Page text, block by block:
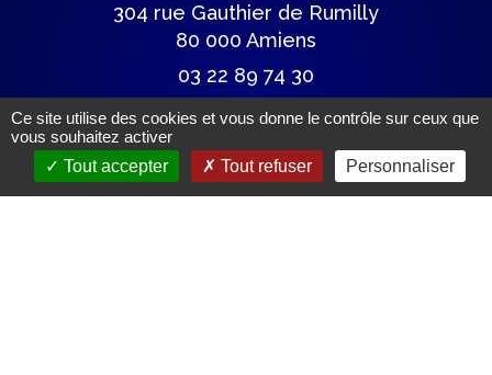
304 rue Gauthier de Rumilly
80 000 Amiens
03 22 89 74 30
astt@wanadoo.fr
Ce site utilise des cookies et vous donne le contrôle sur ceux que
vous souhaitez activer
Tout accepter
Tout refuser Personnaliser